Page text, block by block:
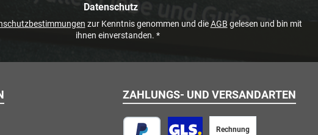
Datenschutz
zur Kenntnis genommen und dieAGB gelesen und bin mit
ihnen einverstanden. *
ZAHLUNGS- UND VERSANDARTEN
Rechnung